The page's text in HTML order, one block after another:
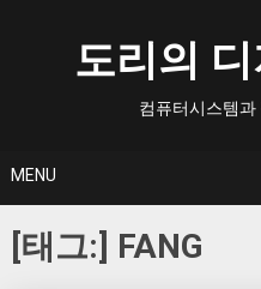
도리의
컴퓨터시스템과
MENU
[태그:] FANG